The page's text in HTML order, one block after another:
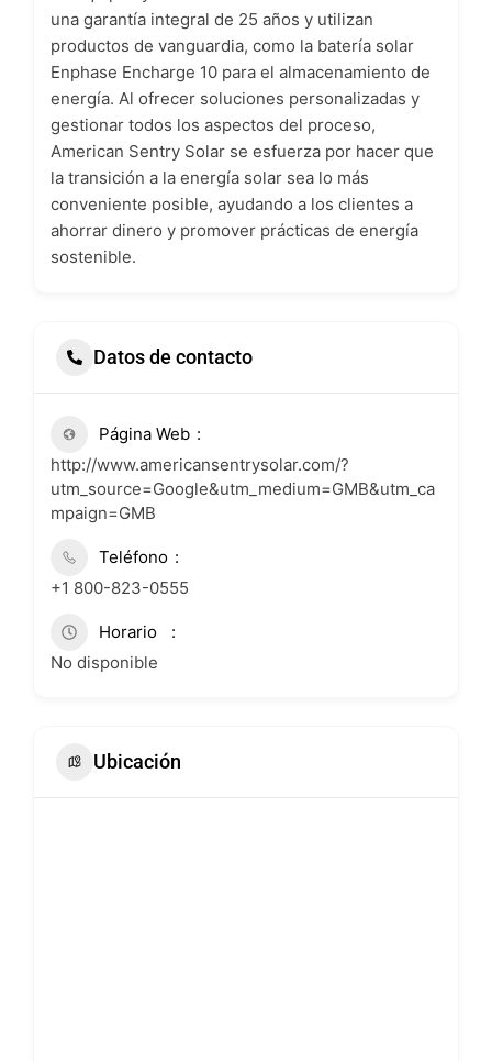
una garantía integral de 25 años y utilizan
productos de vanguardia, como la batería solar
Enphase Encharge 10 para el almacenamiento de
energía. Al ofrecer soluciones personalizadas y
gestionar todos los aspectos del proceso,
American Sentry Solar se esfuerza por hacer que
la transición a la energía solar sea lo más
conveniente posible, ayudando a los clientes a
ahorrar dinero y promover prácticas de energía
sostenible.
Datos de contacto
Página Web
http://www.americansentrysolar.com/?
utm_source=Google&utm_medium=GMB&utm_ca
mpaign=GMB
Teléfono
+1 800-823-0555
Horario
No disponible
Ubicación